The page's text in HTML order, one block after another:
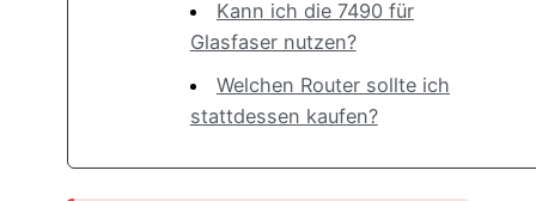
Kann ich die 7490 für
Glasfaser nutzen?
Welchen Router sollte ich
stattdessen kaufen?